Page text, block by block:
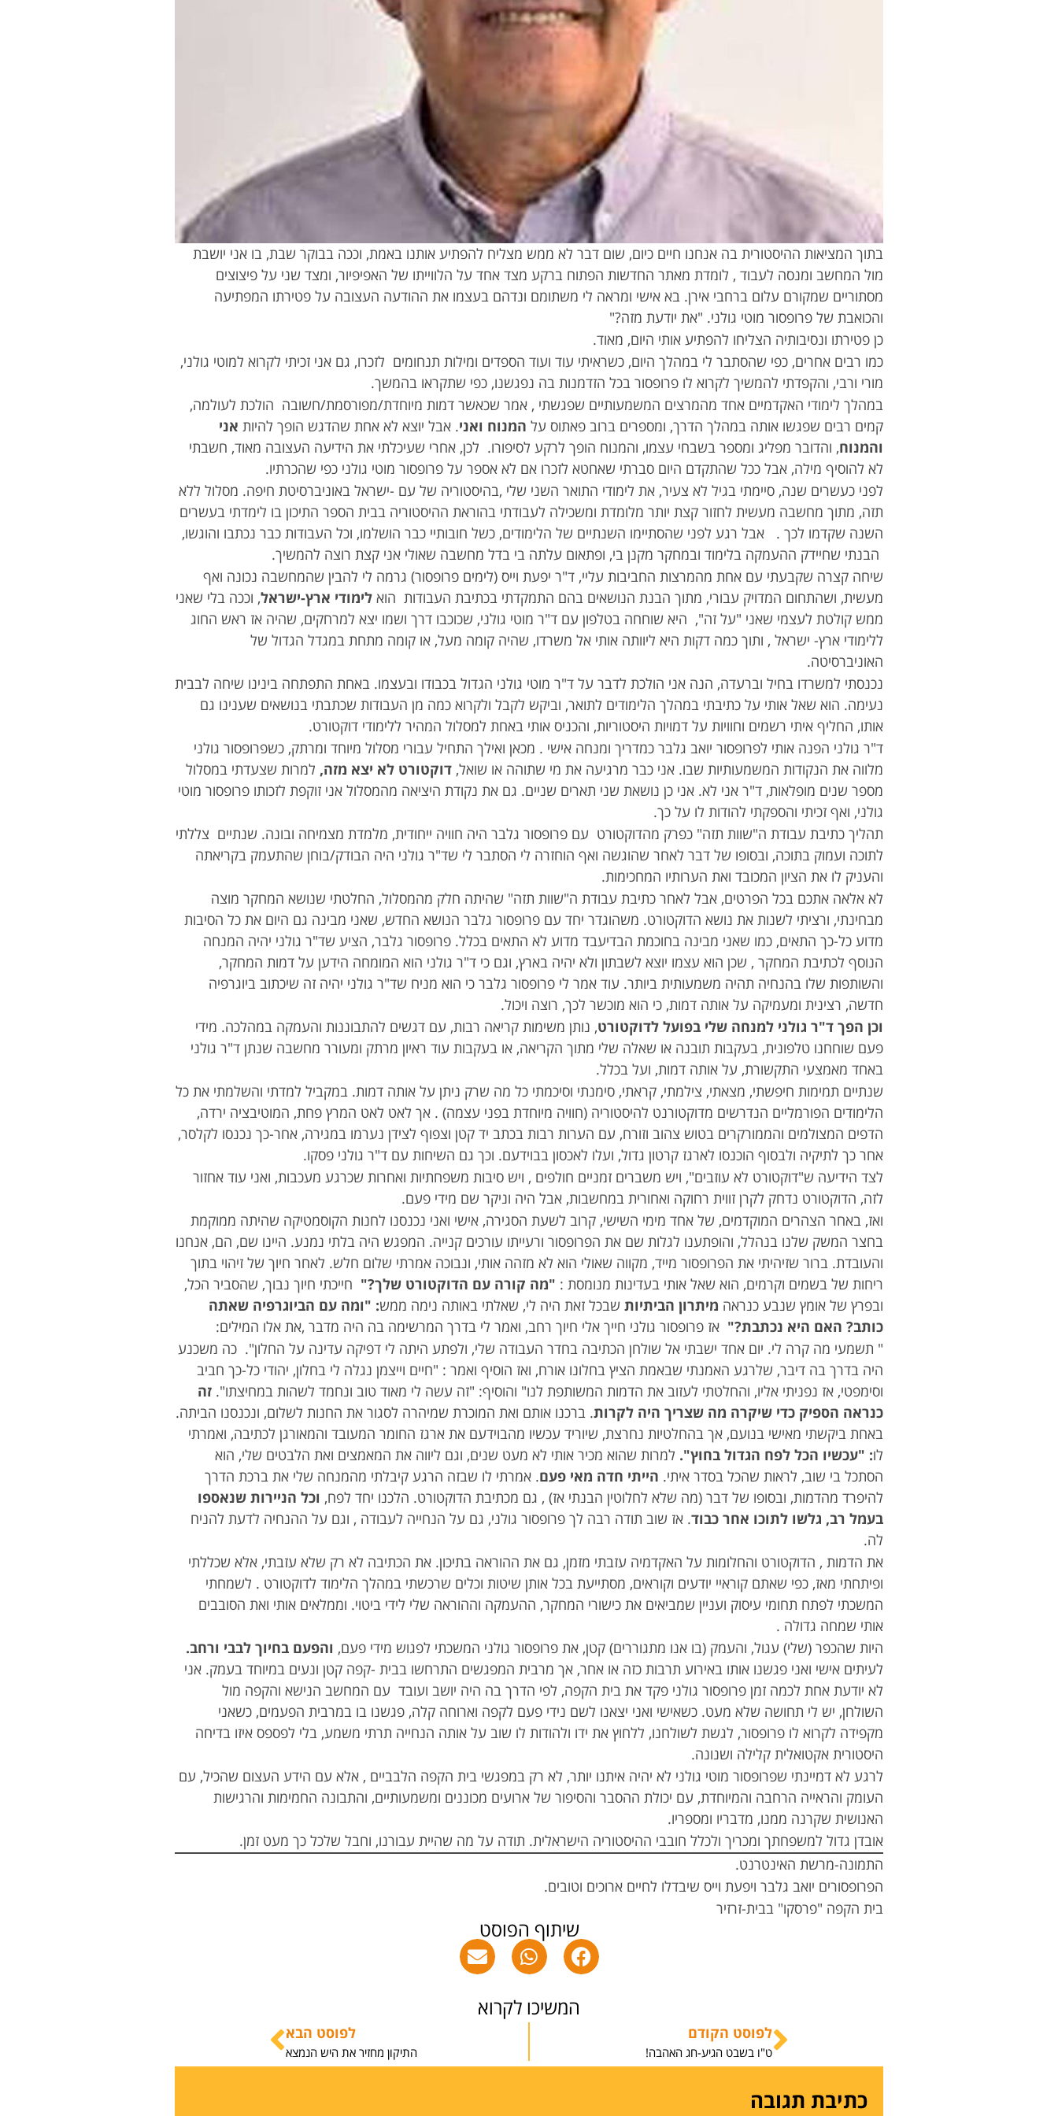
בתוך המציאות ההיסטורית בה אנחנו חיים כיום, שום דבר לא ממש מצליח להפתיע אותנו באמת, וככה בבוקר שבת, בו אני יושבת
מול המחשב ומנסה לעבוד , לומדת מאתר החדשות הפתוח ברקע מצד אחד על הלווייתו של האפיפיור, ומצד שני על פיצוצים
מסתוריים שמקורם עלום ברחבי אירן. בא אישי ומראה לי משתומם ונדהם בעצמו את ההודעה העצובה על פטירתו המפתיעה
והכואבת של פרופסור מוטי גולני. "את יודעת מזה?"
כן פטירתו ונסיבותיה הצליחו להפתיע אותי היום, מאוד.
כמו רבים אחרים, כפי שהסתבר לי במהלך היום, כשראיתי עוד ועוד הספדים ומילות תנחומים לזכרו, גם אני זכיתי לקרוא למוטי גולני,
מורי ורבי, והקפדתי להמשיך לקרוא לו פרופסור בכל הזדמנות בה נפגשנו, כפי שתקראו בהמשך.
במהלך לימודי האקדמיים אחד מהמרצים המשמעותיים שפגשתי , אמר שכאשר דמות מיוחדת/מפורסמת/חשובה הולכת לעולמה,
קמים רבים שפגשו אותה במהלך הדרך, ומספרים ברוב פאתוס על המנוח ואני. אבל יוצא לא אחת שהדגש הופך להיות אני
והמנוח, והדובר מפליג ומספר בשבחי עצמו, והמנוח הופך לרקע לסיפורו. לכן, אחרי שעיכלתי את הידיעה העצובה מאוד, חשבתי
לא להוסיף מילה, אבל ככל שהתקדם היום סברתי שאחטא לזכרו אם לא אספר על פרופסור מוטי גולני כפי שהכרתיו.
לפני כעשרים שנה, סיימתי בגיל לא צעיר, את לימודי התואר השני שלי ,בהיסטוריה של עם -ישראל באוניברסיטת חיפה. מסלול ללא
תזה, מתוך מחשבה מעשית לחזור קצת יותר מלומדת ומשכילה לעבודתי בהוראת ההיסטוריה בבית הספר התיכון בו לימדתי בעשרים
השנה שקדמו לכך . אבל רגע לפני שהסתיימו השנתיים של הלימודים, כשל חובותיי כבר הושלמו, וכל העבודות כבר נכתבו והוגשו,
הבנתי שחיידק ההעמקה בלימוד ובמחקר מקנן בי, ופתאום עלתה בי בדל מחשבה שאולי אני קצת רוצה להמשיך.
שיחה קצרה שקבעתי עם אחת מהמרצות החביבות עליי, ד"ר יפעת וייס (לימים פרופסור) גרמה לי להבין שהמחשבה נכונה ואף
מעשית, ושהתחום המדויק עבורי, מתוך הבנת הנושאים בהם התמקדתי בכתיבת העבודות הוא לימודי ארץ-ישראל, וככה בלי שאני
ממש קולטת לעצמי שאני "על זה", היא שוחחה בטלפון עם ד"ר מוטי גולני, שכוכבו דרך ושמו יצא למרחקים, שהיה אז ראש החוג
ללימודי ארץ- ישראל , ותוך כמה דקות היא ליוותה אותי אל משרדו, שהיה קומה מעל, או קומה מתחת במגדל הגדול של
האוניברסיטה.
נכנסתי למשרדו בחיל וברעדה, הנה אני הולכת לדבר על ד"ר מוטי גולני הגדול בכבודו ובעצמו. באחת התפתחה בינינו שיחה לבבית
נעימה. הוא שאל אותי על כתיבתי במהלך הלימודים לתואר, וביקש לקבל ולקרוא כמה מן העבודות שכתבתי בנושאים שענינו גם
אותו, החליף איתי רשמים וחוויות על דמויות היסטוריות, והכניס אותי באחת למסלול המהיר ללימודי דוקטורט.
ד"ר גולני הפנה אותי לפרופסור יואב גלבר כמדריך ומנחה אישי . מכאן ואילך התחיל עבורי מסלול מיוחד ומרתק, כשפרופסור גולני
מלווה את הנקודות המשמעותיות שבו. אני כבר מרגיעה את מי שתוהה או שואל, דוקטורט לא יצא מזה, למרות שצעדתי במסלול
מספר שנים מופלאות, ד"ר אני לא. אני כן נושאת שני תארים שניים. גם את נקודת היציאה מהמסלול אני זוקפת לזכותו פרופסור מוטי
גולני, ואף זכיתי והספקתי להודות לו על כך.
תהליך כתיבת עבודת ה"שוות תזה" כפרק מהדוקטורט עם פרופסור גלבר היה חוויה ייחודית, מלמדת מצמיחה ובונה. שנתיים צללתי
לתוכה ועמוק בתוכה, ובסופו של דבר לאחר שהוגשה ואף הוחזרה לי הסתבר לי שד"ר גולני היה הבודק/בוחן שהתעמק בקריאתה
והעניק לו את הציון המכובד ואת הערותיו המחכימות.
לא אלאה אתכם בכל הפרטים, אבל לאחר כתיבת עבודת ה"שוות תזה" שהיתה חלק מהמסלול, החלטתי שנושא המחקר מוצה
מבחינתי, ורציתי לשנות את נושא הדוקטורט. משהוגדר יחד עם פרופסור גלבר הנושא החדש, שאני מבינה גם היום את כל הסיבות
מדוע כל-כך התאים, כמו שאני מבינה בחוכמת הבדיעבד מדוע לא התאים בכלל. פרופסור גלבר, הציע שד"ר גולני יהיה המנחה
הנוסף לכתיבת המחקר , שכן הוא עצמו יוצא לשבתון ולא יהיה בארץ, וגם כי ד"ר גולני הוא המומחה הידען על דמות המחקר,
והשותפות שלו בהנחיה תהיה משמעותית ביותר. עוד אמר לי פרופסור גלבר כי הוא מניח שד"ר גולני יהיה זה שיכתוב ביוגרפיה
חדשה, רצינית ומעמיקה על אותה דמות, כי הוא מוכשר לכך, רוצה ויכול.
וכן הפך ד"ר גולני למנחה שלי בפועל לדוקטורט, נותן משימות קריאה רבות, עם דגשים להתבוננות והעמקה במהלכה. מידי
פעם שוחחנו טלפונית, בעקבות תובנה או שאלה שלי מתוך הקריאה, או בעקבות עוד ראיון מרתק ומעורר מחשבה שנתן ד"ר גולני
באחד מאמצעי התקשורת, על אותה דמות, ועל בכלל.
שנתיים תמימות חיפשתי, מצאתי, צילמתי, קראתי, סימנתי וסיכמתי כל מה שרק ניתן על אותה דמות. במקביל למדתי והשלמתי את כל
הלימודים הפורמליים הנדרשים מדוקטורנט להיסטוריה (חוויה מיוחדת בפני עצמה) . אך לאט לאט המרץ פחת, המוטיבציה ירדה,
הדפים המצולמים והממורקרים בטוש צהוב וזורח, עם הערות רבות בכתב יד קטן וצפוף לצידן נערמו במגירה, אחר-כך נכנסו לקלסר,
אחר כך לתיקיה ולבסוף הוכנסו לארגז קרטון גדול, ועלו לאכסון בבוידעם. וכך גם השיחות עם ד"ר גולני פסקו.
לצד הידיעה ש"דוקטורט לא עוזבים", ויש משברים זמניים חולפים , ויש סיבות משפחתיות ואחרות שכרגע מעכבות, ואני עוד אחזור
לזה, הדוקטורט נדחק לקרן זווית רחוקה ואחורית במחשבות, אבל היה וניקר שם מידי פעם.
ואז, באחר הצהרים המוקדמים, של אחד מימי השישי, קרוב לשעת הסגירה, אישי ואני נכנסנו לחנות הקוסמטיקה שהיתה ממוקמת
בחצר המשק שלנו בנהלל, והופתענו לגלות שם את הפרופסור ורעייתו עורכים קנייה. המפגש היה בלתי נמנע. היינו שם, הם, אנחנו
והעובדת. ברור שזיהיתי את הפרופסור מייד, מקווה שאולי הוא לא מזהה אותי, ונבוכה אמרתי שלום חלש. לאחר חיוך של זיהוי בתוך
ריחות של בשמים וקרמים, הוא שאל אותי בעדינות מנומסת : "מה קורה עם הדוקטורט שלך?" חייכתי חיוך נבוך, שהסביר הכל,
ובפרץ של אומץ שנבע כנראה מיתרון הביתיות שבכל זאת היה לי, שאלתי באותה נימה ממש: "ומה עם הביוגרפיה שאתה
כותב? האם היא נכתבת?" אז פרופסור גולני חייך אלי חיוך רחב, ואמר לי בדרך המרשימה בה היה מדבר ,את אלו המילים:
" תשמעי מה קרה לי. יום אחד ישבתי אל שולחן הכתיבה בחדר העבודה שלי, ולפתע היתה לי דפיקה עדינה על החלון". כה משכנע
היה בדרך בה דיבר, שלרגע האמנתי שבאמת הציץ בחלונו אורח, ואז הוסיף ואמר : "חיים וייצמן נגלה לי בחלון, יהודי כל-כך חביב
וסימפטי, אז נפניתי אליו, והחלטתי לעזוב את הדמות המשותפת לנו" והוסיף: "זה עשה לי מאוד טוב ונחמד לשהות במחיצתו". זה
כנראה הספיק כדי שיקרה מה שצריך היה לקרות. ברכנו אותם ואת המוכרת שמיהרה לסגור את החנות לשלום, ונכנסנו הביתה.
באחת ביקשתי מאישי בנועם, אך בהחלטיות נחרצת, שיוריד עכשיו מהבוידעם את ארגז החומר המעובד והמאורגן לכתיבה, ואמרתי
לו: "עכשיו הכל לפח הגדול בחוץ". למרות שהוא מכיר אותי לא מעט שנים, וגם ליווה את המאמצים ואת הלבטים שלי, הוא
הסתכל בי שוב, לראות שהכל בסדר איתי. הייתי חדה מאי פעם. אמרתי לו שבזה הרגע קיבלתי מהמנחה שלי את ברכת הדרך
להיפרד מהדמות, ובסופו של דבר (מה שלא לחלוטין הבנתי אז) , גם מכתיבת הדוקטורט. הלכנו יחד לפח, וכל הניירות שנאספו
בעמל רב, גלשו לתוכו אחר כבוד. אז שוב תודה רבה לך פרופסור גולני, גם על הנחייה לעבודה , וגם על ההנחיה לדעת להניח
לה.
את הדמות , הדוקטורט והחלומות על האקדמיה עזבתי מזמן, גם את ההוראה בתיכון. את הכתיבה לא רק שלא עזבתי, אלא שכללתי
ופיתחתי מאז, כפי שאתם קוראיי יודעים וקוראים, מסתייעת בכל אותן שיטות וכלים שרכשתי במהלך הלימוד לדוקטורט . לשמחתי
המשכתי לפתח תחומי עיסוק ועניין שמביאים את כישורי המחקר, ההעמקה וההוראה שלי לידי ביטוי. וממלאים אותי ואת הסובבים
אותי שמחה גדולה .
היות שהכפר (שלי) עגול, והעמק (בו אנו מתגוררים) קטן, את פרופסור גולני המשכתי לפגוש מידי פעם, והפעם בחיוך לבבי ורחב.
לעיתים אישי ואני פגשנו אותו באירוע תרבות כזה או אחר, אך מרבית המפגשים התרחשו בבית -קפה קטן ונעים במיוחד בעמק. אני
לא יודעת אחת לכמה זמן פרופסור גולני פקד את בית הקפה, לפי הדרך בה היה יושב ועובד עם המחשב הנישא והקפה מול
השולחן, יש לי תחושה שלא מעט. כשאישי ואני יצאנו לשם נידי פעם לקפה וארוחה קלה, פגשנו בו במרבית הפעמים, כשאני
מקפידה לקרוא לו פרופסור, לגשת לשולחנו, ללחוץ את ידו ולהודות לו שוב על אותה הנחייה תרתי משמע, בלי לפספס איזו בדיחה
היסטורית אקטואלית קלילה ושנונה.
לרגע לא דמיינתי שפרופסור מוטי גולני לא יהיה איתנו יותר, לא רק במפגשי בית הקפה הלבביים , אלא עם הידע העצום שהכיל, עם
העומק והראייה הרחבה והמיוחדת, עם יכולת ההסבר והסיפור של ארועים מכוננים ומשמעותיים, והתבונה החמימות והרגישות
האנושית שקרנה ממנו, מדבריו ומספריו.
אובדן גדול למשפחתך ומכריך ולכלל חובבי ההיסטוריה הישראלית. תודה על מה שהיית עבורנו, וחבל שלכל כך מעט זמן.
התמונה-מרשת האינטרנט.
הפרופסורים יואב גלבר ויפעת וייס שיבדלו לחיים ארוכים וטובים.
בית הקפה "פרסקו" בבית-זרזיר
שיתוף הפוסט
המשיכו לקרוא
לפוסט הקודם
ט"ו בשבט הגיע-חג האהבה!
לפוסט הבא
התיקון מחזיר את היש הנמצא
כתיבת תגובה